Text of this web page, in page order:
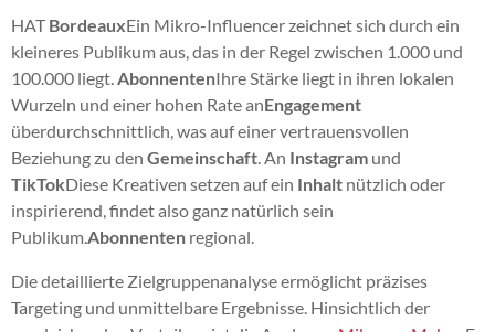
HATBordeauxEin Mikro-Influencer zeichnet sich durch ein
kleineres Publikum aus, das in der Regel zwischen 1.000 und
100.000 liegt.AbonnentenIhre Stärke liegt in ihren lokalen
Wurzeln und einer hohen Rate anEngagement
überdurchschnittlich, was auf einer vertrauensvollen
Beziehung zu den Gemeinschaft. An Instagram und
TikTokDiese Kreativen setzen auf ein Inhalt nützlich oder
inspirierend, findet also ganz natürlich sein
Publikum.Abonnenten regional.
Die detaillierte Zielgruppenanalyse ermöglicht präzises
Targeting und unmittelbare Ergebnisse. Hinsichtlich der